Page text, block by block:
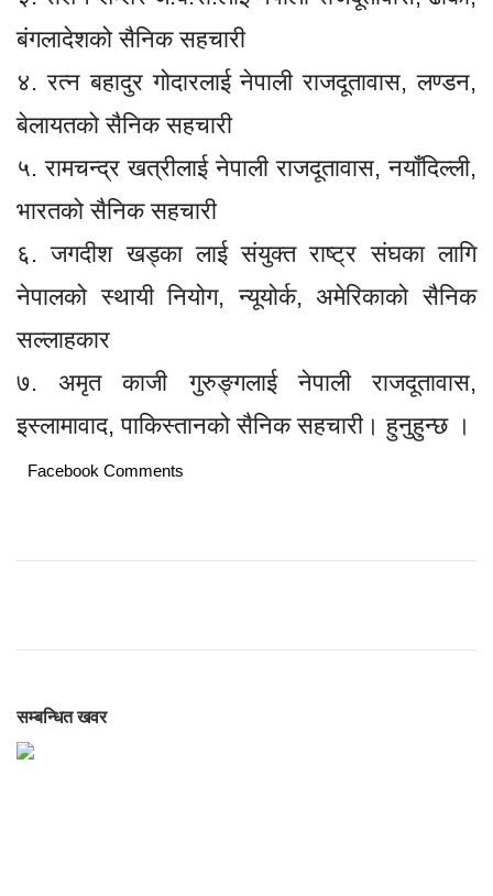
बंगलादेशको सैनिक सहचारी
४. रत्न बहादुर गोदारलाई नेपाली राजदूतावास, लण्डन,
बेलायतको सैनिक सहचारी
५. रामचन्द्र खत्रीलाई नेपाली राजदूतावास, नयाँदिल्ली,
भारतको सैनिक सहचारी
६. जगदीश खड्का लाई संयुक्त राष्ट्र संघका लागि
नेपालको स्थायी नियोग, न्यूयोर्क, अमेरिकाको सैनिक
सल्लाहकार
७. अमृत काजी गुरुङ्गलाई नेपाली राजदूतावास,
इस्लामावाद, पाकिस्तानको सैनिक सहचारी। हुनुहुन्छ ।
Facebook Comments
सम्बन्धित खवर